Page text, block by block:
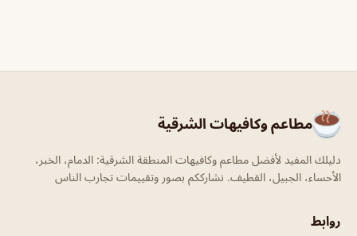
مطاعم وكافيهات الشرقية
دليلك المفيد لأفضل مطاعم وكافيهات المنطقة الشرقية: الدمام، الخبر،
الأحساء، الجبيل، القطيف. نشارككم بصور وتقييمات تجارب الناس
روابط